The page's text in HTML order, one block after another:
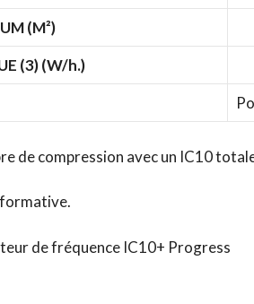
(M²)
(3) (W/h.)
de compression avec un IC10
de fréquence IC10+ Progress